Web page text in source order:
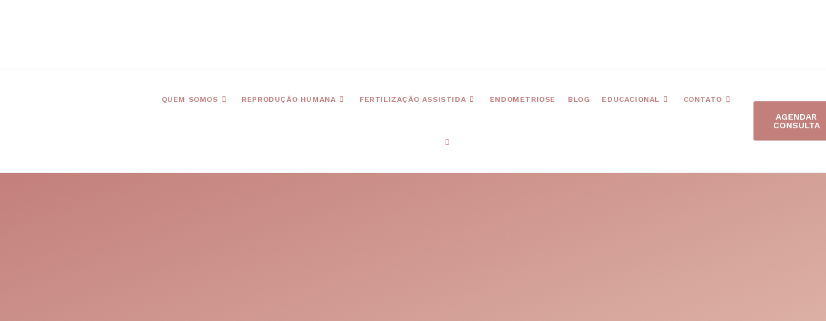
QUEM SOMOS REPRODUÇÃO HUMANA FERTILIZAÇÃO ASSISTIDA ENDOMETRIOSE BLOG EDUCACIONAL CONTATO
AGENDAR
CONSULTA